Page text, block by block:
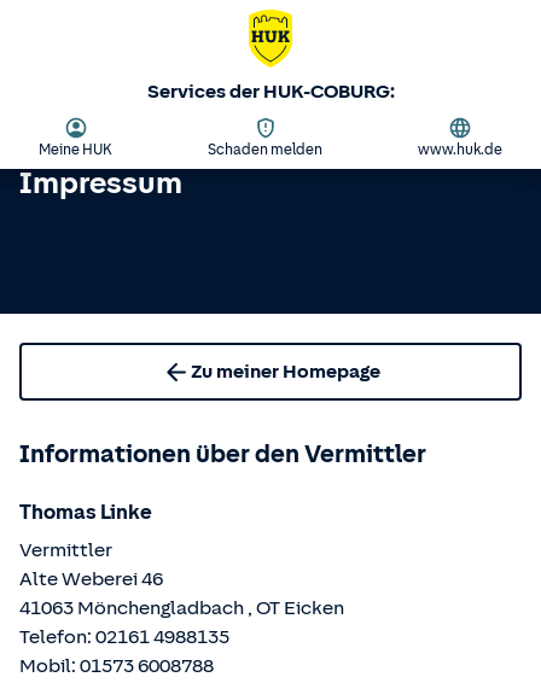
Services der HUK-COBURG:
Meine HUK Schaden melden www.huk.de
Impressum
Zu meiner Homepage
Informationen über den Vermittler
Thomas Linke
Vermittler
Alte Weberei 46
41063 Mönchengladbach , OT Eicken
Telefon: 02161 4988135
Mobil: 01573 6008788